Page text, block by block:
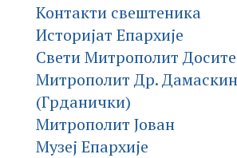
Контакти свештеника
Историјат Епархије
Свети Митрополит
Митрополит Др. Дамаскин
(Грданички)
Митрополит Јован
Музеј Епархије